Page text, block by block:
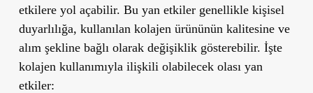
etkilere yol açabilir. Bu yan etkiler genellikle kişisel
duyarlılığa, kullanılan kolajen ürününün kalitesine ve
alım şekline bağlı olarak değişiklik gösterebilir. İşte
kolajen kullanımıyla ilişkili olabilecek olası yan
etkiler: